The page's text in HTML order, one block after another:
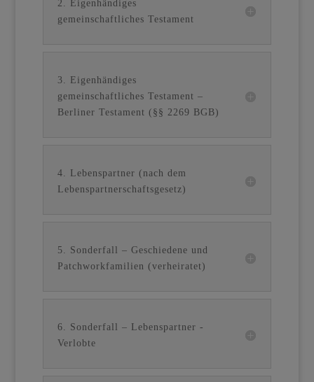
2. Eigenhändiges
gemeinschaftliches Testament
3. Eigenhändiges
gemeinschaftliches Testament –
Berliner Testament (§§ 2269 BGB)
4. Lebenspartner (nach dem
Lebenspartnerschaftsgesetz)
5. Sonderfall – Geschiedene und
Patchworkfamilien (verheiratet)
6. Sonderfall – Lebenspartner -
Verlobte